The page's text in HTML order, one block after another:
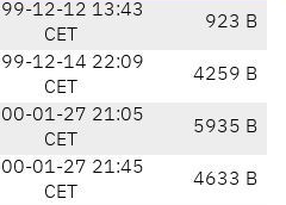
12-12 13:43
CET
923 B
12-14 22:09
CET
4259 B
01-27 21:05
CET
5935 B
01-27 21:45
CET
4633 B